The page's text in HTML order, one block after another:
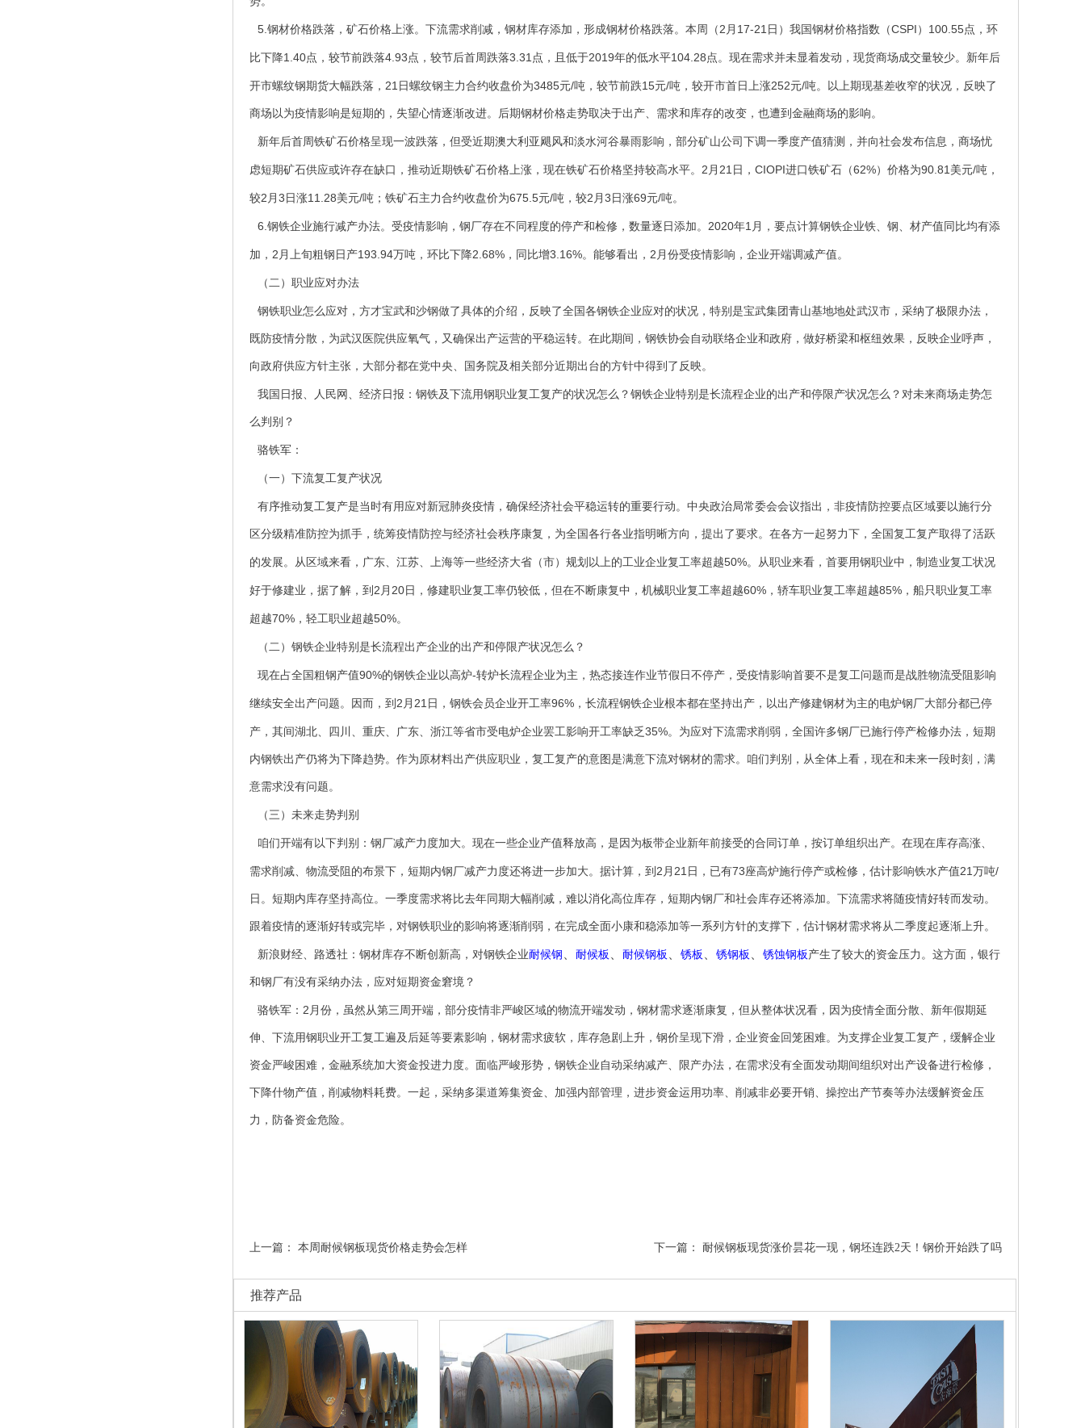
5. 钢材价格跌落，矿石价格上涨。下流需求削减，钢材库存添加，形成钢材价格跌落。本周（ 2 月 17-21 日）我国钢材价格指数（CSPI ） 100.55点，环
比下降1.40点，较节前跌落4.93 点，较节后首周跌落3.31 点，且低于2019年的低水平104.28 点。现在需求并未显着发动，现货商场成交量较少。新年后
开市螺纹钢期货大幅跌落， 21 日螺纹钢主力合约收盘价为3485元/吨，较节前跌15元/吨，较开市首日上涨252元/吨。以上期现基差收窄的状况，反映了
商场以为疫情影响是短期的，失望心情逐渐改进。后期钢材价格走势取决于出产、需求和库存的改变，也遭到金融商场的影响。
新年后首周铁矿石价格呈现一波跌落，但受近期澳大利亚飓风和淡水河谷暴雨影响，部分矿山公司下调一季度产值猜测，并向社会发布信息，商场忧
虑短期矿石供应或许存在缺口，推动近期铁矿石价格上涨，现在铁矿石价格坚持较高水平。 2 月 21 日， CIOPI进口铁矿石（62%）价格为90.81 美元/吨，
较2 月 3 日涨11.28美元/吨；铁矿石主力合约收盘价为675.5元/吨，较2 月 3 日涨69元/吨。
6. 钢铁企业施行减产办法。受疫情影响，钢厂存在不同程度的停产和检修，数量逐日添加。 2020年1 月，要点计算钢铁企业铁、钢、材产值同比均有添
加， 2 月上旬粗钢日产193.94万吨，环比下降2.68% ，同比增3.16%。能够看出， 2 月份受疫情影响，企业开端调减产值。
（二）职业应对办法
钢铁职业怎么应对，方才宝武和沙钢做了具体的介绍，反映了全国各钢铁企业应对的状况，特别是宝武集团青山基地地处武汉市，采纳了极限办法，
既防疫情分散，为武汉医院供应氧气，又确保出产运营的平稳运转。在此期间，钢铁协会自动联络企业和政府，做好桥梁和枢纽效果，反映企业呼声，
向政府供应方针主张，大部分都在党中央、国务院及相关部分近期出台的方针中得到了反映。
我国日报、人民网、经济日报：钢铁及下流用钢职业复工复产的状况怎么？钢铁企业特别是长流程企业的出产和停限产状况怎么？对未来商场走势怎
么判别？
骆铁军：
（一）下流复工复产状况
有序推动复工复产是当时有用应对新冠肺炎疫情，确保经济社会平稳运转的重要行动。中央政治局常委会会议指出，非疫情防控要点区域要以施行分
区分级精准防控为抓手，统筹疫情防控与经济社会秩序康复，为全国各行各业指明晰方向，提出了要求。在各方一起努力下，全国复工复产取得了活跃
的发展。从区域来看，广东、江苏、上海等一些经济大省（市）规划以上的工业企业复工率超越50%。从职业来看，首要用钢职业中，制造业复工状况
好于修建业，据了解，到 2 月 20 日，修建职业复工率仍较低，但在不断康复中，机械职业复工率超越60% ，轿车职业复工率超越85% ，船只职业复工率
超越70% ，轻工职业超越50%。
（二）钢铁企业特别是长流程出产企业的出产和停限产状况怎么？
现在占全国粗钢产值90%的钢铁企业以高炉-转炉长流程企业为主，热态接连作业节假日不停产，受疫情影响首要不是复工问题而是战胜物流受阻影响
继续安全出产问题。因而，到 2 月 21 日，钢铁会员企业开工率96% ，长流程钢铁企业根本都在坚持出产，以出产修建钢材为主的电炉钢厂大部分都已停
产，其间湖北、四川、重庆、广东、浙江等省市受电炉企业罢工影响开工率缺乏35%。为应对下流需求削弱，全国许多钢厂已施行停产检修办法，短期
内钢铁出产仍将为下降趋势。作为原材料出产供应职业，复工复产的意图是满意下流对钢材的需求。咱们判别，从全体上看，现在和未来一段时刻，满
意需求没有问题。
（三）未来走势判别
咱们开端有以下判别：钢厂减产力度加大。现在一些企业产值释放高，是因为板带企业新年前接受的合同订单，按订单组织出产。在现在库存高涨、
需求削减、物流受阻的布景下，短期内钢厂减产力度还将进一步加大。据计算，到 2 月 21 日，已有73座高炉施行停产或检修，估计影响铁水产值21 万吨/
日。短期内库存坚持高位。一季度需求将比去年同期大幅削减，难以消化高位库存，短期内钢厂和社会库存还将添加。下流需求将随疫情好转而发动。
跟着疫情的逐渐好转或完毕，对钢铁职业的影响将逐渐削弱，在完成全面小康和稳添加等一系列方针的支撑下，估计钢材需求将从二季度起逐渐上升。
新浪财经、路透社：钢材库存不断创新高，对钢铁企业耐候钢 耐候板 耐候钢板 锈板 锈钢板 锈蚀钢板 产生了较大的资金压力。这方面，银行
和钢厂有没有采纳办法，应对短期资金窘境？
骆铁军： 2 月份，虽然从第三周开端，部分疫情非严峻区域的物流开端发动，钢材需求逐渐康复，但从整体状况看，因为疫情全面分散、新年假期延
伸、下流用钢职业开工复工遍及后延等要素影响，钢材需求疲软，库存急剧上升，钢价呈现下滑，企业资金回笼困难。为支撑企业复工复产，缓解企业
资金严峻困难，金融系统加大资金投进力度。面临严峻形势，钢铁企业自动采纳减产、限产办法，在需求没有全面发动期间组织对出产设备进行检修，
下降什物产值，削减物料耗费。一起，采纳多渠道筹集资金、加强内部管理，进步资金运用功率、削减非必要开销、操控出产节奏等办法缓解资金压
力，防备资金危险。
上一篇： 本周耐候钢板现货价格走势会怎样 下一篇： 耐候钢板现货涨价昙花一现，钢坯连跌2天！钢价开始跌了吗
推荐产品